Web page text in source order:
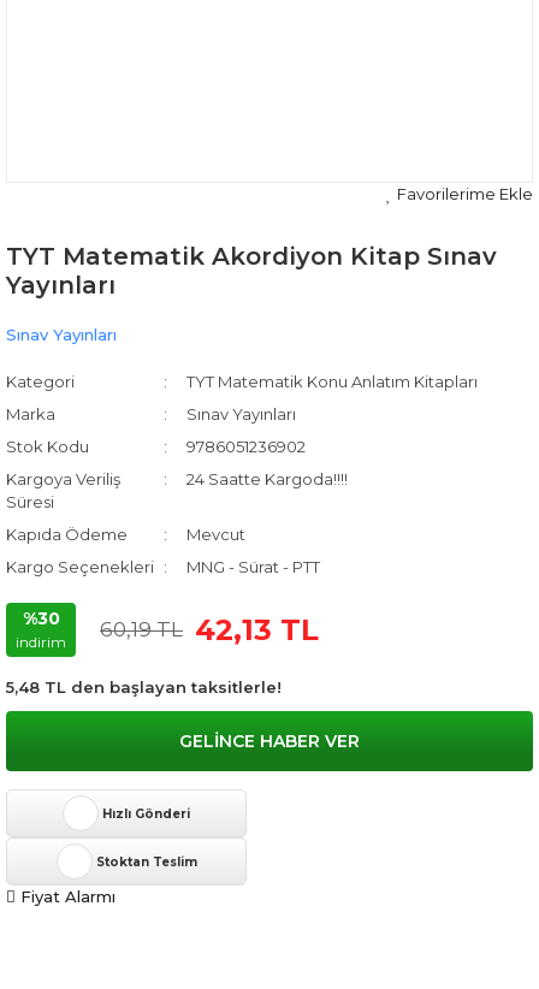
TYT Matematik Akordiyon Kitap Sınav
Yayınları
Sınav Yayınları
Kategori
TYT Matematik Konu Anlatım Kitapları
Marka
Sınav Yayınları
Stok Kodu
9786051236902
Kargoya Veriliş
Süresi
24 Saatte Kargoda!!!!
Kapıda Ödeme
Mevcut
Kargo Seçenekleri
MNG - Sürat - PTT
%30
indirim
60,19 TL 42,13 TL
5,48 TL den başlayan taksitlerle!
GELİNCE HABER VER
Hızlı Gönderi
Stoktan Teslim
Fiyat Alarmı